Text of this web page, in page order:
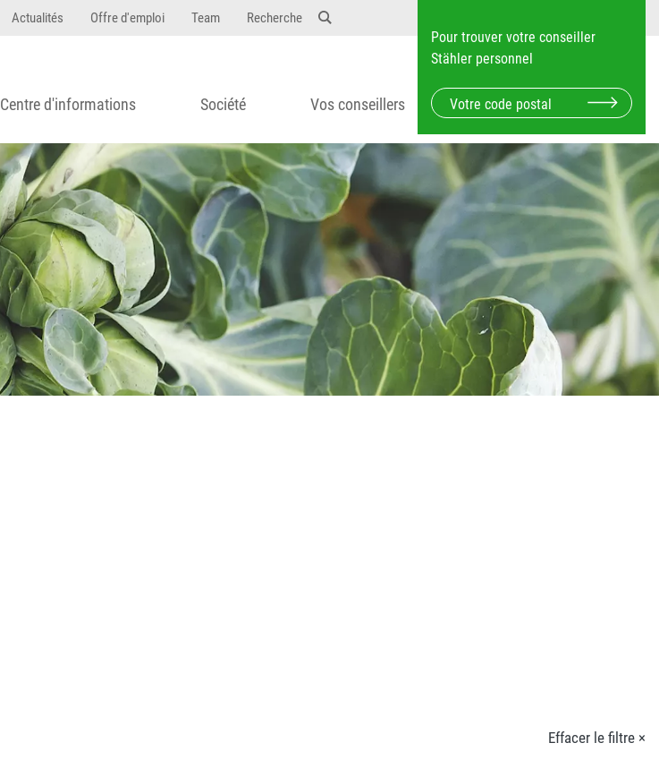
Actualités Offre d'emploi Team Recherche
Pour trouver votre conseiller
Stähler personnel
Centre d'informations Société Vos conseillers
Effacer le filtre ×